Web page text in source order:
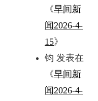
《早间新
闻2026-4-
15》
钧 发表在
《早间新
闻2026-4-